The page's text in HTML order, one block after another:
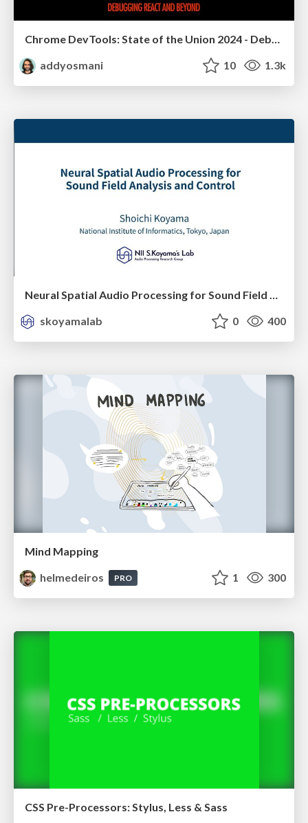
Chrome DevTools: State of the Union 2024 - Debugging React & Beyond
addyosmani
10 1.3k
Neural Spatial Audio Processing for Sound Field Analysis and Control
skoyamalab
0 400
Mind Mapping
helmedeiros
PRO 1 300
CSS Pre-Processors: Stylus, Less & Sass